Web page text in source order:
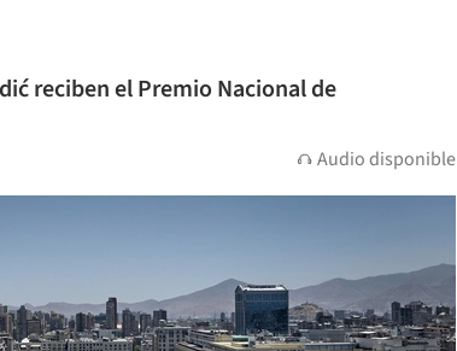
reciben el Premio Nacional de
Audio disponible